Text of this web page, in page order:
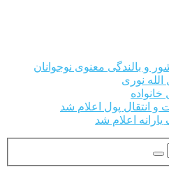
و بالندگی معنوی نوجوانان
نوری
انتقال پول اعلام شد
اعلام شد